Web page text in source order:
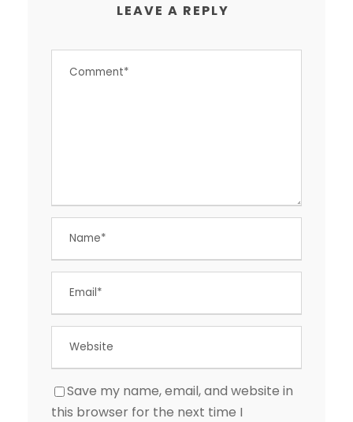
LEAVE A REPLY
Save my name, email, and website in
this browser for the next time I